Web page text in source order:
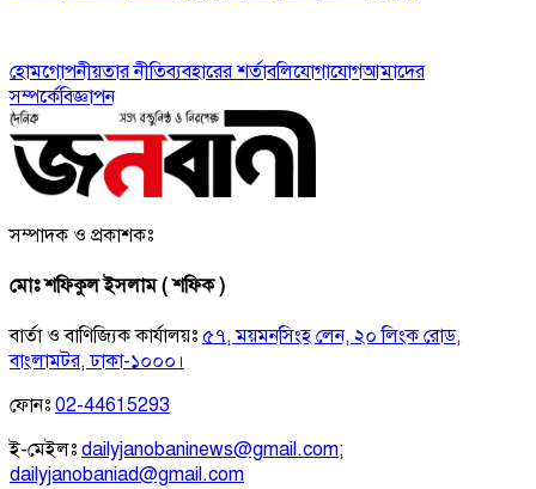
হোমগোপনীয়তার নীতিব্যবহারের শর্তাবলিযোগাযোগআমাদের
সম্পর্কেবিজ্ঞাপন
সম্পাদক ও প্রকাশকঃ
মোঃ শফিকুল ইসলাম ( শফিক )
বার্তা ও বাণিজ্যিক কার্যালয়ঃ ৫৭, ময়মনসিংহ লেন, ২০ লিংক রোড,
বাংলামটর, ঢাকা-১০০০।
ফোনঃ 02-44615293
ই-মেইলঃ dailyjanobaninews@gmail.com;
dailyjanobaniad@gmail.com